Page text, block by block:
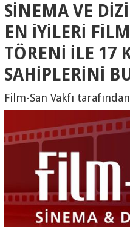
SİNEMA VE
EN İYİLERİ
TÖRENİ İLE 17
SAHİPLERİNİ
Film-San Vakfı